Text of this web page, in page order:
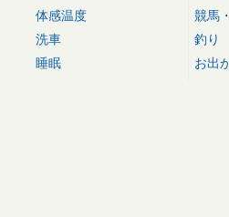
体感温度
洗車
睡眠
競馬
釣り
お出